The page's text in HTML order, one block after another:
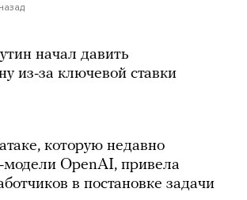
начал давить
из-за ключевой ставки
которую недавно
OpenAI, привела
в постановке задачи